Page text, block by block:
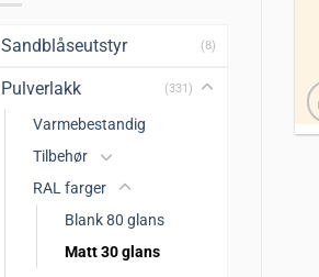
Sandblåseutstyr (8)
Pulverlakk (331)
Varmebestandig
Tilbehør
RAL farger
Blank 80 glans
Matt 30 glans